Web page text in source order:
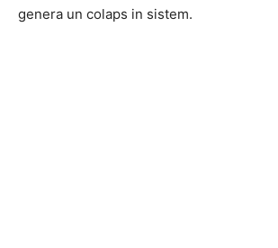
genera un colaps in sistem.